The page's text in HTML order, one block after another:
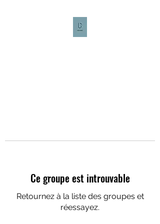
Ce groupe est introuvable
Retournez à la liste des groupes et
réessayez.